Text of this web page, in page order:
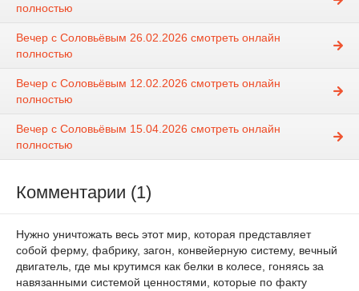
полностью
Вечер с Соловьёвым 26.02.2026 смотреть онлайн
полностью
Вечер с Соловьёвым 12.02.2026 смотреть онлайн
полностью
Вечер с Соловьёвым 15.04.2026 смотреть онлайн
полностью
Комментарии (1)
Нужно уничтожать весь этот мир, которая представляет
собой ферму, фабрику, загон, конвейерную систему, вечный
двигатель, где мы крутимся как белки в колесе, гоняясь за
навязанными системой ценностями, которые по факту